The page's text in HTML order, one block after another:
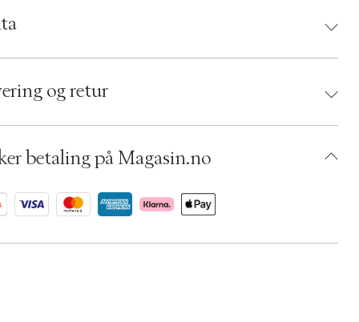
5710334015476
04990940
og retur
betaling på Magasin.no